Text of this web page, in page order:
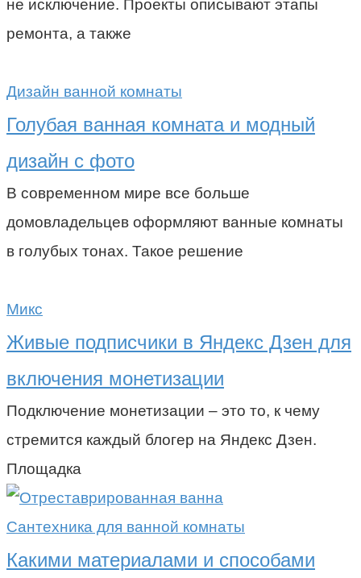
не исключение. Проекты описывают этапы
ремонта, а также
Дизайн ванной комнаты
Голубая ванная комната и модный
дизайн с фото
В современном мире все больше
домовладельцев оформляют ванные комнаты
в голубых тонах. Такое решение
Микс
Живые подписчики в Яндекс Дзен для
включения монетизации
Подключение монетизации – это то, к чему
стремится каждый блогер на Яндекс Дзен.
Площадка
Сантехника для ванной комнаты
Какими материалами и способами